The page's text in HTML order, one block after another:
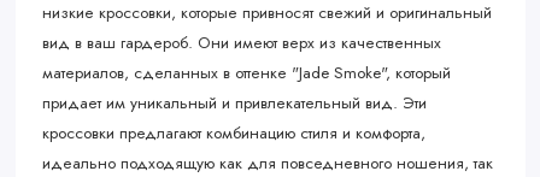
низкие кроссовки, которые привносят свежий и оригинальный
вид в ваш гардероб. Они имеют верх из качественных
материалов, сделанных в оттенке "Jade Smoke", который
придает им уникальный и привлекательный вид. Эти
кроссовки предлагают комбинацию стиля и комфорта,
идеально подходящую как для повседневного ношения, так